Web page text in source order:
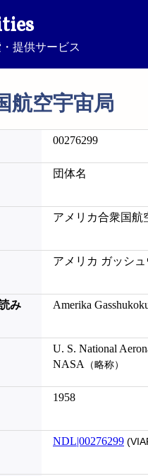
提供サービス
航空宇宙局
00276299
団体名
アメリカ合衆国航
アメリカ ガッシ
み Amerika
U. S. National
NASA
（略称）
1958
NDL|00276299